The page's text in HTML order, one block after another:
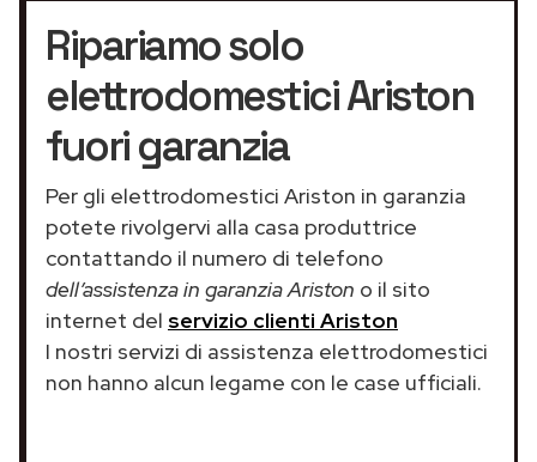
Ripariamo solo
elettrodomestici Ariston
fuori garanzia
Per gli elettrodomestici Ariston in garanzia
potete rivolgervi alla casa produttrice
contattando il numero di telefono
dell’assistenza in garanzia Ariston o il sito
internet del servizio clienti Ariston
I nostri servizi di assistenza elettrodomestici
non hanno alcun legame con le case ufficiali.